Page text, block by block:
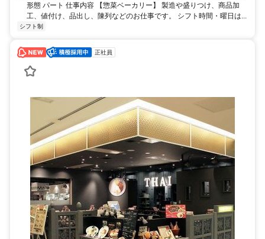
形態 パート 仕事内容 【惣菜ベーカリー】 製造や盛りつけ、商品加
工、値付け、品出し、陳列などのお仕事です。 シフト時間・曜日は...
シフト制
正社員